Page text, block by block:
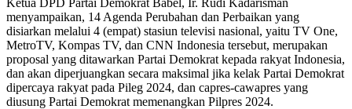
menyampaikan, 14 Agenda Perubahan dan Perbaikan yang
disiarkan melalui 4 (empat) stasiun televisi nasional, yaitu TV One,
MetroTV, Kompas TV, dan CNN Indonesia tersebut, merupakan
proposal yang ditawarkan Partai Demokrat kepada rakyat Indonesia,
dan akan diperjuangkan secara maksimal jika kelak Partai Demokrat
dipercaya rakyat pada Pileg 2024, dan capres-cawapres yang
diusung Partai Demokrat memenangkan Pilpres 2024.